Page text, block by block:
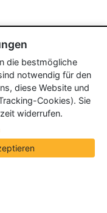
die bestmögliche
notwendig für den
diese Website und
Cookies). Sie
widerrufen.